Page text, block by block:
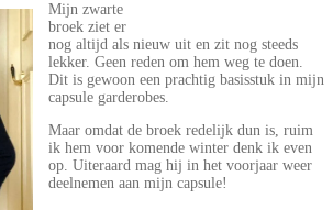
Mijn zwarte
broek ziet er
nog altijd als nieuw uit en zit nog steeds
lekker. Geen reden om hem weg te doen.
Dit is gewoon een prachtig basisstuk in mijn
capsule garderobes.
Maar omdat de broek redelijk dun is, ruim
ik hem voor komende winter denk ik even
op. Uiteraard mag hij in het voorjaar weer
deelnemen aan mijn capsule!